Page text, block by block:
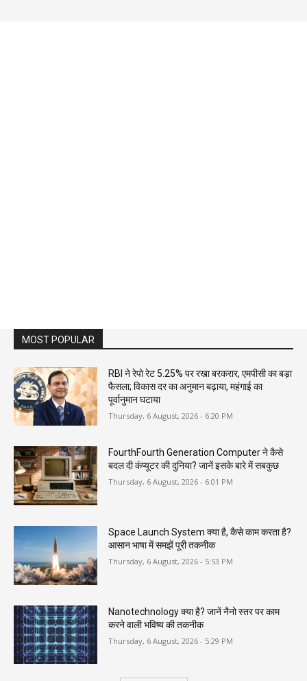
MOST POPULAR
RBI ने रेपो रेट 5.25% पर रखा बरकरार, एमपीसी का बड़ा
फैसला; विकास दर का अनुमान बढ़ाया, महंगाई का
पूर्वानुमान घटाया
Thursday, 6 August, 2026 - 6:20 PM
FourthFourth Generation Computer ने कैसे
बदल दी कंप्यूटर की दुनिया? जानें इसके बारे में सबकुछ
Thursday, 6 August, 2026 - 6:01 PM
Space Launch System क्या है, कैसे काम करता है?
आसान भाषा में समझें पूरी तकनीक
Thursday, 6 August, 2026 - 5:53 PM
Nanotechnology क्या है? जानें नैनो स्तर पर काम
करने वाली भविष्य की तकनीक
Thursday, 6 August, 2026 - 5:29 PM